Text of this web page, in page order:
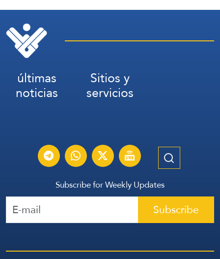
últimas
noticias
Sitios y
servicios
Subscribe for Weekly Updates
Subscribe